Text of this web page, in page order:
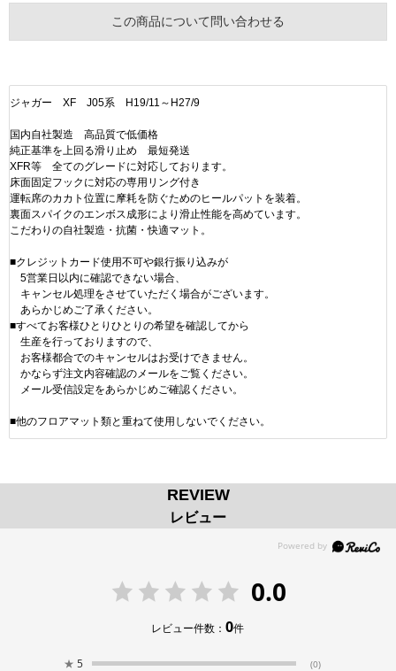
この商品について問い合わせる
ジャガー XF J05系 H19/11～H27/9
国内自社製造 高品質で低価格
純正基準を上回る滑り止め 最短発送
XFR等 全てのグレードに対応しております。
床面固定フックに対応の専用リング付き
運転席のカカト位置に摩耗を防ぐためのヒールパットを装着。
裏面スパイクのエンボス成形により滑止性能を高めています。
こだわりの自社製造・抗菌・快適マット。
■クレジットカード使用不可や銀行振り込みが
5営業日以内に確認できない場合、
キャンセル処理をさせていただく場合がございます。
あらかじめご了承ください。
■すべてお客様ひとりひとりの希望を確認してから
生産を行っておりますので、
お客様都合でのキャンセルはお受けできません。
かならず注文内容確認のメールをご覧ください。
メール受信設定をあらかじめご確認ください。
■他のフロアマット類と重ねて使用しないでください。
REVIEW
レビュー
0.0
レビュー件数：0件
★ 5 (0)